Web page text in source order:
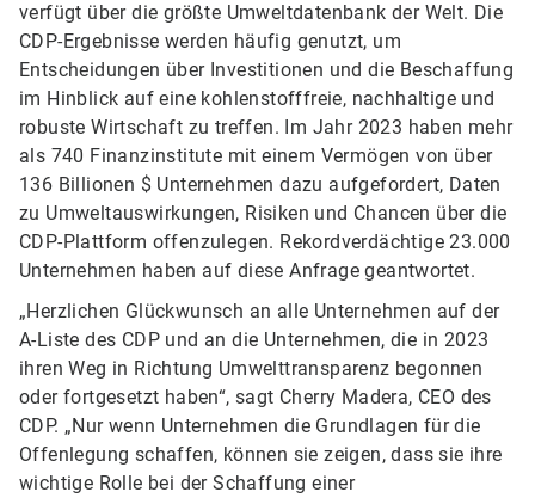
verfügt über die größte Umweltdatenbank der Welt. Die
CDP-Ergebnisse werden häufig genutzt, um
Entscheidungen über Investitionen und die Beschaffung
im Hinblick auf eine kohlenstofffreie, nachhaltige und
robuste Wirtschaft zu treffen. Im Jahr 2023 haben mehr
als 740 Finanzinstitute mit einem Vermögen von über
136 Billionen $ Unternehmen dazu aufgefordert, Daten
zu Umweltauswirkungen, Risiken und Chancen über die
CDP-Plattform offenzulegen. Rekordverdächtige 23.000
Unternehmen haben auf diese Anfrage geantwortet.
„Herzlichen Glückwunsch an alle Unternehmen auf der
A-Liste des CDP und an die Unternehmen, die in 2023
ihren Weg in Richtung Umwelttransparenz begonnen
oder fortgesetzt haben“, sagt Cherry Madera, CEO des
CDP. „Nur wenn Unternehmen die Grundlagen für die
Offenlegung schaffen, können sie zeigen, dass sie ihre
wichtige Rolle bei der Schaffung einer